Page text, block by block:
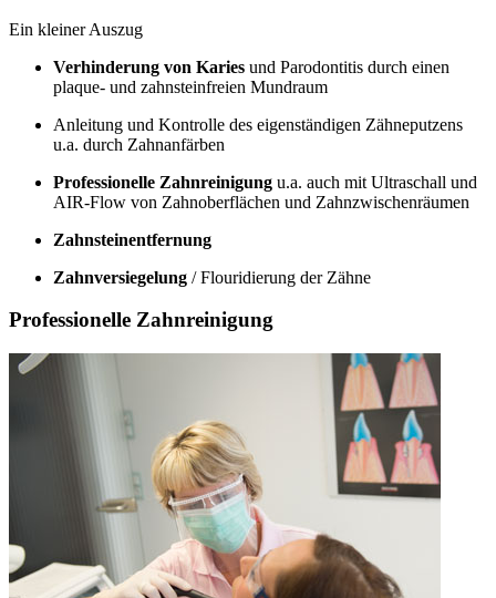
Ein kleiner Auszug
Verhinderung von Karies und Parodontitis durch einen
plaque- und zahnsteinfreien Mundraum
Anleitung und Kontrolle des eigenständigen Zähneputzens
u.a. durch Zahnanfärben
Professionelle Zahnreinigung u.a. auch mit Ultraschall und
AIR-Flow von Zahnoberflächen und Zahnzwischenräumen
Zahnsteinentfernung
Zahnversiegelung / Flouridierung der Zähne
Professionelle Zahnreinigung